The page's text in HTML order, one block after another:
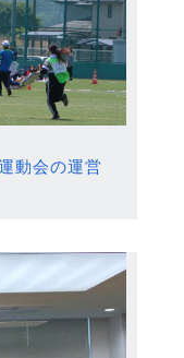
動会の運営